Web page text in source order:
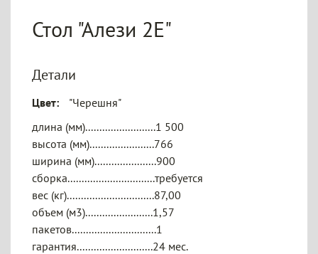
Стол "Алези 2Е"
Детали
Цвет:
"Черешня"
длина (мм).........................1 500
высота (мм).......................766
ширина (мм)......................900
сборка...............................требуется
вес (кг)...............................87,00
объем (м3)........................1,57
пакетов..............................1
гарантия...........................24 мес.